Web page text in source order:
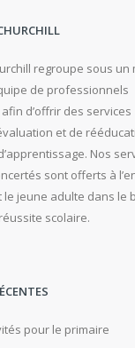
regroupe sous un
de professionnels
d’offrir des services
et de
Nos
sont offerts à
le jeune adulte dans le
scolaire.
pour le primaire